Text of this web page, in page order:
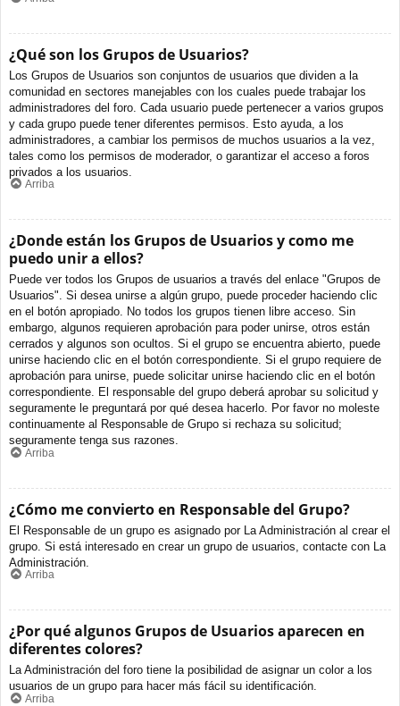
¿Qué son los Grupos de Usuarios?
Los Grupos de Usuarios son conjuntos de usuarios que dividen a la
comunidad en sectores manejables con los cuales puede trabajar los
administradores del foro. Cada usuario puede pertenecer a varios grupos
y cada grupo puede tener diferentes permisos. Esto ayuda, a los
administradores, a cambiar los permisos de muchos usuarios a la vez,
tales como los permisos de moderador, o garantizar el acceso a foros
privados a los usuarios.
Arriba
¿Donde están los Grupos de Usuarios y como me
puedo unir a ellos?
Puede ver todos los Grupos de usuarios a través del enlace "Grupos de
Usuarios". Si desea unirse a algún grupo, puede proceder haciendo clic
en el botón apropiado. No todos los grupos tienen libre acceso. Sin
embargo, algunos requieren aprobación para poder unirse, otros están
cerrados y algunos son ocultos. Si el grupo se encuentra abierto, puede
unirse haciendo clic en el botón correspondiente. Si el grupo requiere de
aprobación para unirse, puede solicitar unirse haciendo clic en el botón
correspondiente. El responsable del grupo deberá aprobar su solicitud y
seguramente le preguntará por qué desea hacerlo. Por favor no moleste
continuamente al Responsable de Grupo si rechaza su solicitud;
seguramente tenga sus razones.
Arriba
¿Cómo me convierto en Responsable del Grupo?
El Responsable de un grupo es asignado por La Administración al crear el
grupo. Si está interesado en crear un grupo de usuarios, contacte con La
Administración.
Arriba
¿Por qué algunos Grupos de Usuarios aparecen en
diferentes colores?
La Administración del foro tiene la posibilidad de asignar un color a los
usuarios de un grupo para hacer más fácil su identificación.
Arriba